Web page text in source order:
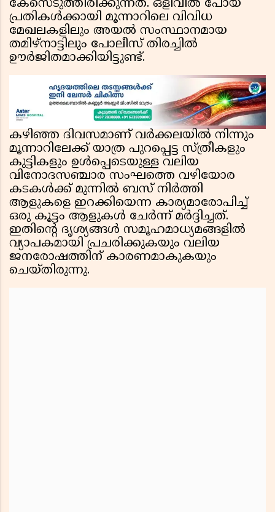
കേസെടുത്തിരിക്കുന്നത്. ഒളിവിൽ പോയ
പ്രതികൾക്കായി മൂന്നാറിലെ വിവിധ
മേഖലകളിലും അയൽ സംസ്ഥാനമായ
തമിഴ്‌നാട്ടിലും പോലീസ് തിരച്ചിൽ
ഊർജിതമാക്കിയിട്ടുണ്ട്.
കഴിഞ്ഞ ദിവസമാണ് വർക്കലയിൽ നിന്നും
മൂന്നാറിലേക്ക് യാത്ര പുറപ്പെട്ട സ്ത്രീകളും
കുട്ടികളും ഉൾപ്പെടെയുള്ള വലിയ
വിനോദസഞ്ചാര സംഘത്തെ വഴിയോര
കടകൾക്ക് മുന്നിൽ ബസ് നിർത്തി
ആളുകളെ ഇറക്കിയെന്ന കാര്യമാരോപിച്ച്
ഒരു കൂട്ടം ആളുകൾ ചേർന്ന് മർദ്ദിച്ചത്.
ഇതിൻ്റെ ദൃശ്യങ്ങൾ സമൂഹമാധ്യമങ്ങളിൽ
വ്യാപകമായി പ്രചരിക്കുകയും വലിയ
ജനരോഷത്തിന് കാരണമാകുകയും
ചെയ്തിരുന്നു.